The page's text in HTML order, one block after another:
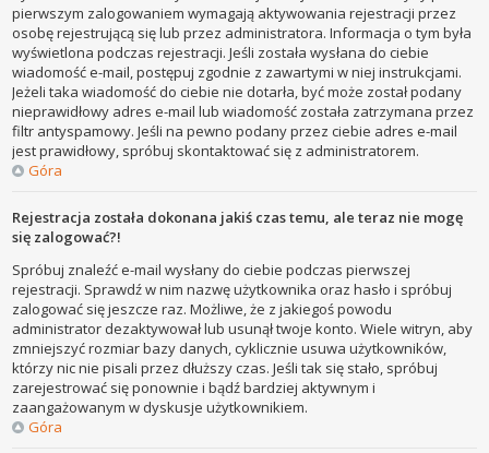
pierwszym zalogowaniem wymagają aktywowania rejestracji przez
osobę rejestrującą się lub przez administratora. Informacja o tym była
wyświetlona podczas rejestracji. Jeśli została wysłana do ciebie
wiadomość e-mail, postępuj zgodnie z zawartymi w niej instrukcjami.
Jeżeli taka wiadomość do ciebie nie dotarła, być może został podany
nieprawidłowy adres e-mail lub wiadomość została zatrzymana przez
filtr antyspamowy. Jeśli na pewno podany przez ciebie adres e-mail
jest prawidłowy, spróbuj skontaktować się z administratorem.
Góra
Rejestracja została dokonana jakiś czas temu, ale teraz nie mogę
się zalogować?!
Spróbuj znaleźć e-mail wysłany do ciebie podczas pierwszej
rejestracji. Sprawdź w nim nazwę użytkownika oraz hasło i spróbuj
zalogować się jeszcze raz. Możliwe, że z jakiegoś powodu
administrator dezaktywował lub usunął twoje konto. Wiele witryn, aby
zmniejszyć rozmiar bazy danych, cyklicznie usuwa użytkowników,
którzy nic nie pisali przez dłuższy czas. Jeśli tak się stało, spróbuj
zarejestrować się ponownie i bądź bardziej aktywnym i
zaangażowanym w dyskusje użytkownikiem.
Góra